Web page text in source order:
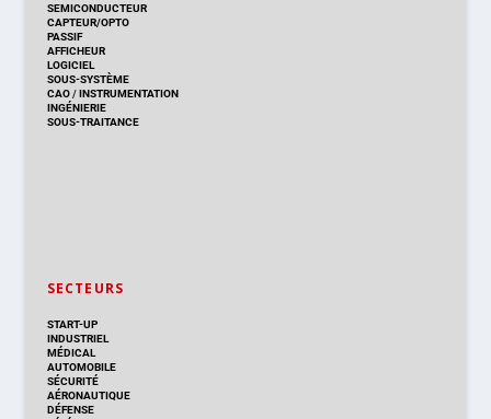
SEMICONDUCTEUR
CAPTEUR/OPTO
PASSIF
AFFICHEUR
LOGICIEL
SOUS-SYSTÈME
CAO/INSTRUMENTATION
INGÉNIERIE
SOUS-TRAITANCE
SECTEURS
START-UP
INDUSTRIEL
MÉDICAL
AUTOMOBILE
SÉCURITÉ
AÉRONAUTIQUE
DÉFENSE